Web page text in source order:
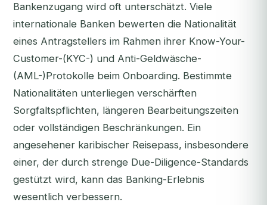
Bankenzugang wird oft unterschätzt. Viele
internationale Banken bewerten die Nationalität
eines Antragstellers im Rahmen ihrer Know-Your-
Customer-(KYC-) und Anti-Geldwäsche-
(AML-)Protokolle beim Onboarding. Bestimmte
Nationalitäten unterliegen verschärften
Sorgfaltspflichten, längeren Bearbeitungszeiten
oder vollständigen Beschränkungen. Ein
angesehener karibischer Reisepass, insbesondere
einer, der durch strenge Due-Diligence-Standards
gestützt wird, kann das Banking-Erlebnis
wesentlich verbessern.